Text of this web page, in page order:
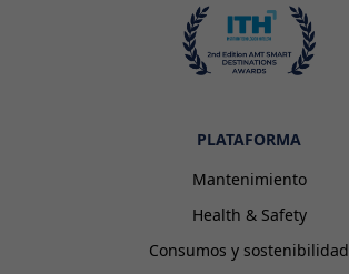
PLATAFORMA
Mantenimiento
Health & Safety
Consumos y sostenibilidad